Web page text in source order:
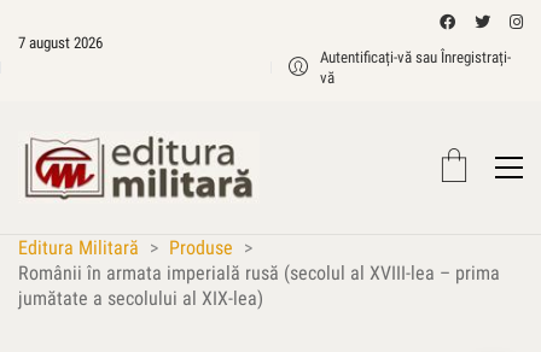
7 august 2026
Autentificați-vă sau Înregistrați-
vă
Editura Militară > Produse >
Românii în armata imperială rusă (secolul al XVIII-lea – prima
jumătate a secolului al XIX-lea)